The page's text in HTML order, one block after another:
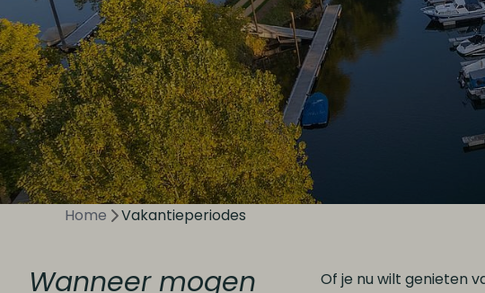
Home Vakantieperiodes
Wanneer mogen
Of je nu wilt genieten